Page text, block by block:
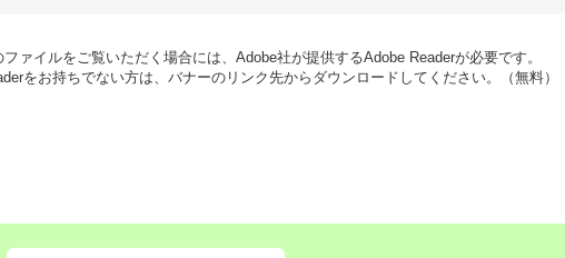
ファイルをご覧いただく場合には、Adobe社が提供するAdobe Readerが必要です。
をお持ちでない方は、バナーのリンク先からダウンロードしてください。（無料）